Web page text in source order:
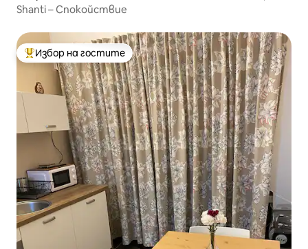
Shanti – Спокойствие
Най-популярен избор на гостите
Избор на гостите